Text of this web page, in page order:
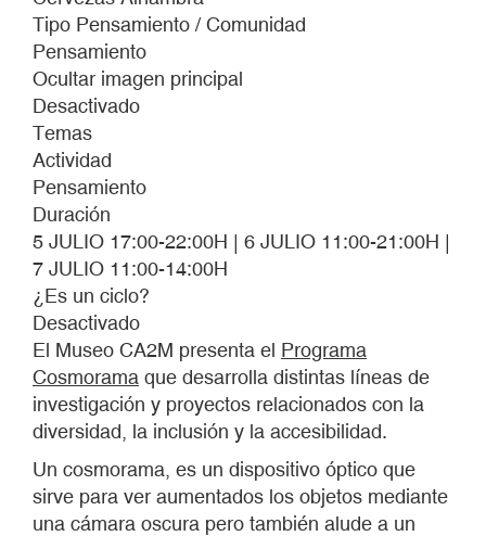
Tipo Pensamiento / Comunidad
Pensamiento
Ocultar imagen principal
Desactivado
Temas
Actividad
Pensamiento
Duración
5 JULIO 17:00-22:00H | 6 JULIO 11:00-21:00H |
7 JULIO 11:00-14:00H
¿Es un ciclo?
Desactivado
El Museo CA2M presenta el Programa
Cosmorama que desarrolla distintas líneas de
investigación y proyectos relacionados con la
diversidad, la inclusión y la accesibilidad.
Un cosmorama, es un dispositivo óptico que
sirve para ver aumentados los objetos mediante
una cámara oscura pero también alude a un